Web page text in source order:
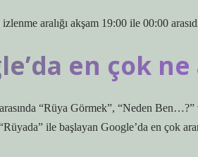
aralığı akşam 19:00 ile 00:00
en çok ne
“Rüya Görmek”, “Neden Ben…?”
ile başlayan Google’da en çok